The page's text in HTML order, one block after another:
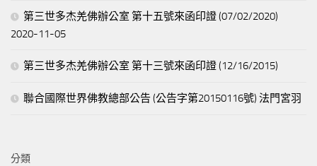
第三世多杰羌佛辦公室 第十五號來函印證 (07/02/2020)
2020-11-05
第三世多杰羌佛辦公室 第十三號來函印證 (12/16/2015)
聯合國際世界佛教總部公告 (公告字第20150116號) 法門宮羽
分類